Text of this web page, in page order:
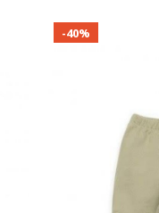
-40%